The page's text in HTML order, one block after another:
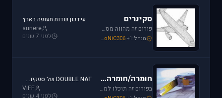
סקינרים
פורום זה מהווה מסגרת לקהילת יוצרי הסקינים. כאן תוכלו למצוא כלים שימושיים להכנת סקינים, לקבל ידע על עשיית סקין וכמובן לצפות ולתת פידבק על עבודות סקינים בתהליך.
מנהל: EzoniczZ SoNiC306+1
עידכון שדות תעופה בארץ
sunere
לפני 7 שנים
חומרה/חומרה ביתית
בפורום זה תוכלו למצוא מידע על בניית קוקפיטים ביתיים, חיבור מסכי LCD קטנים בתור מכשירי עזר ועוד. בנוסף, זהו הפורום לשאלות לגבי ג'ויסטיקים, כרטיסי מסך בניית מחשב וכו'.
DOUBLE NAT של ספקיות אינטרנט - והפרעה לטיסות אונליין
ViFF
לפני 4 שנים